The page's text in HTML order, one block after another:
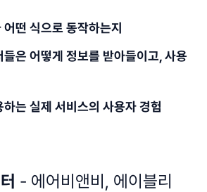
떤 식으로 동작하는지
은 어떻게 정보를 받아들이고, 사용
하는 실제 서비스의 사용자 경험
- 에어비앤비, 에이블리